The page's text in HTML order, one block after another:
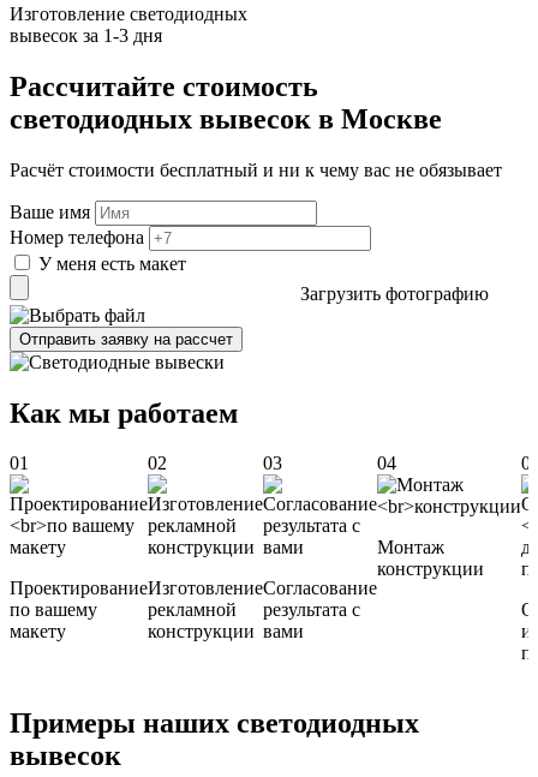
Изготовление светодиодных
вывесок за 1-3 дня
Рассчитайте стоимость
светодиодных вывесок в Москве
Расчёт стоимости бесплатный и ни к чему вас не обязывает
Ваше имя
Номер телефона
У меня есть макет
Загрузить фотографию
Отправить заявку на рассчет
Как мы работаем
01
Проектирование
по вашему
макету
02
Изготовление
рекламной
конструкции
03
Согласование
результата с
вами
04
Монтаж
конструкции
и
Примеры наших светодиодных
вывесок